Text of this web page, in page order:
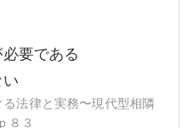
要である
法律と実務〜現代型相隣
８３